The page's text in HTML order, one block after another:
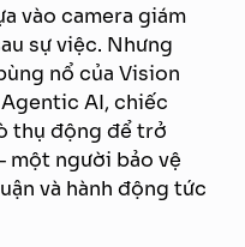
vào camera giám
sự việc. Nhưng
nổ của Vision
AI, chiếc
thụ động để trở
một người bảo vệ
và hành động tức